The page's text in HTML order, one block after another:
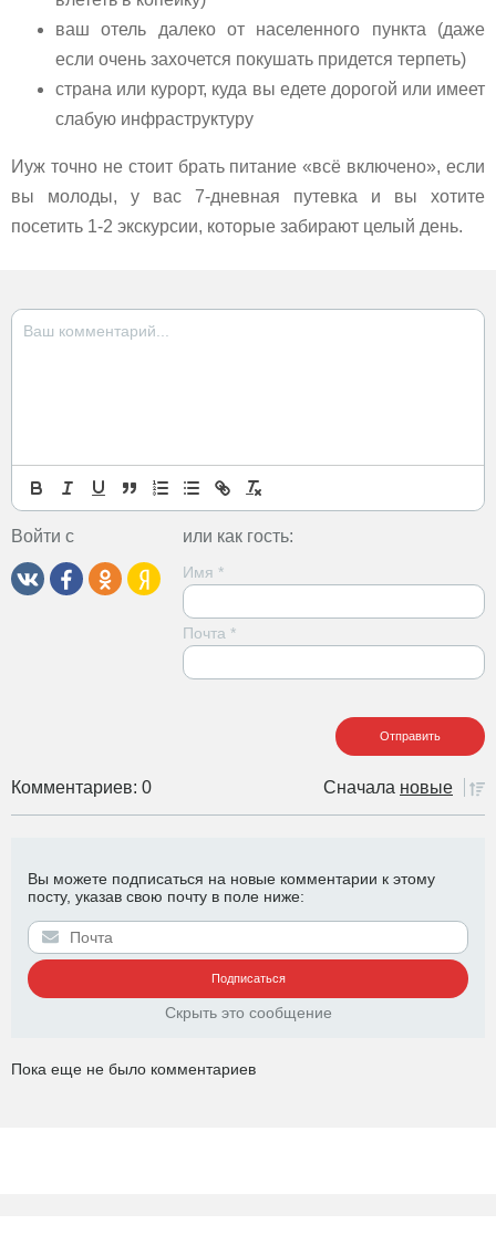
ваш отель далеко от населенного пункта (даже
если очень захочется покушать придется терпеть)
страна или курорт, куда вы едете дорогой или имеет
слабую инфраструктуру
Иуж точно не стоит брать питание «всё включено», если
вы молоды, у вас 7-дневная путевка и вы хотите
посетить 1-2 экскурсии, которые забирают целый день.
Войти с или как гость:
Имя *
Почта *
Комментариев: 0 Сначала новые
Вы можете подписаться на новые комментарии к этому
посту, указав свою почту в поле ниже:
Скрыть это сообщение
Пока еще не было комментариев